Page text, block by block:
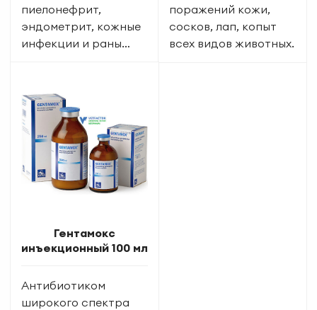
пиелонефрит,
эндометрит, кожные
инфекции и раны…
поражений кожи,
сосков, лап, копыт
всех видов животных.
Гентамокс
инъекционный 100 мл
Антибиотиком
широкого спектра